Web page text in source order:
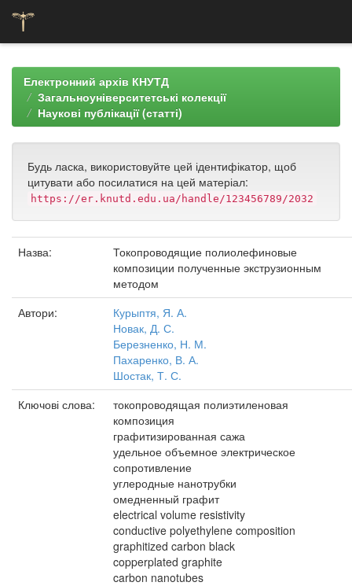
navigationЕлектронний архів КНУТД
Загальноуніверситетські колекції
Наукові публікації (статті)
Будь ласка, використовуйте цей ідентифікатор, щоб
цитувати або посилатися на цей матеріал:
https://er.knutd.edu.ua/handle/123456789/2032
Назва:
Токопроводящие полиолефиновые
композиции полученные экструзионным
методом
Автори:
Курыптя, Я. А.
Новак, Д. С.
Березненко, Н. М.
Пахаренко, В. А.
Шостак, Т. С.
Ключові слова:
токопроводящая полиэтиленовая
композиция
графитизированная сажа
удельное объемное электрическое
сопротивление
углеродные нанотрубки
омедненный графит
electrical volume resistivity
conductive polyethylene composition
graphitized carbon black
copperplated graphite
carbon nanotubes